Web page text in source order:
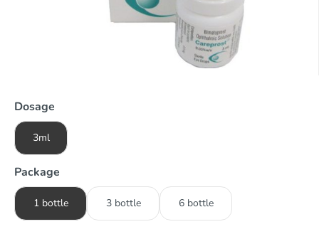
Dosage
3ml
Package
1 bottle 3 bottle 6 bottle